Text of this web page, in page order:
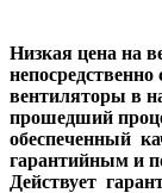
Низкая цена на
вентиляторы в
прошедший
обеспеченный
гарантийным и
Действует